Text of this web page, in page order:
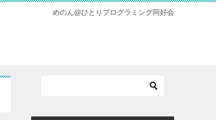
めのん@ひとりプログラミング同好会